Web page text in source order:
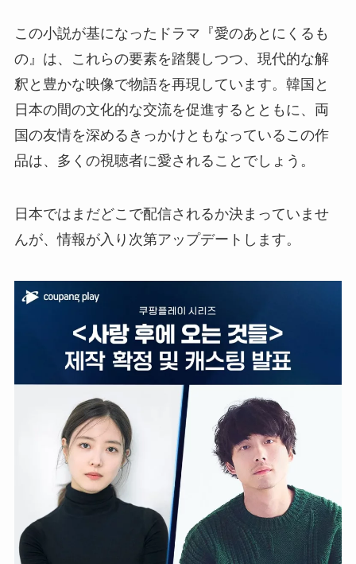
この小説が基になったドラマ『愛のあとにくるも
の』は、これらの要素を踏襲しつつ、現代的な解
釈と豊かな映像で物語を再現しています。韓国と
日本の間の文化的な交流を促進するとともに、両
国の友情を深めるきっかけともなっているこの作
品は、多くの視聴者に愛されることでしょう。
日本ではまだどこで配信されるか決まっていませ
んが、情報が入り次第アップデートします。